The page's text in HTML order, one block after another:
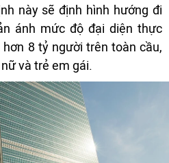
này sẽ định hình hướng đi
ánh mức độ đại diện thực
8 tỷ người trên toàn cầu,
và trẻ em gái.